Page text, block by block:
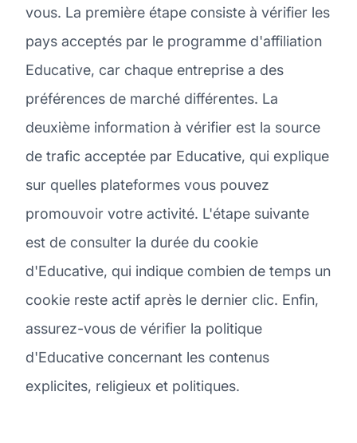
vous. La première étape consiste à vérifier les
pays acceptés par le programme d'affiliation
Educative, car chaque entreprise a des
préférences de marché différentes. La
deuxième information à vérifier est la source
de trafic acceptée par Educative, qui explique
sur quelles plateformes vous pouvez
promouvoir votre activité. L'étape suivante
est de consulter la durée du cookie
d'Educative, qui indique combien de temps un
cookie reste actif après le dernier clic. Enfin,
assurez-vous de vérifier la politique
d'Educative concernant les contenus
explicites, religieux et politiques.